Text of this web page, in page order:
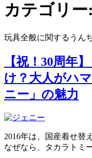
カテゴリ
玩具全般に関するうん
【祝！30周年
け？大人がハ
ニー」の魅力
2016年は、国産着せ替
なぜなら、タカラトミ